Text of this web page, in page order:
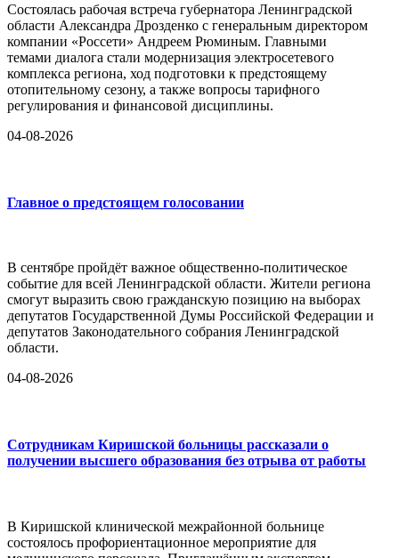
Состоялась рабочая встреча губернатора Ленинградской
области Александра Дрозденко с генеральным директором
компании «Россети» Андреем Рюминым. Главными
темами диалога стали модернизация электросетевого
комплекса региона, ход подготовки к предстоящему
отопительному сезону, а также вопросы тарифного
регулирования и финансовой дисциплины.
04-08-2026
Главное о предстоящем голосовании
В сентябре пройдёт важное общественно-политическое
событие для всей Ленинградской области. Жители региона
смогут выразить свою гражданскую позицию на выборах
депутатов Государственной Думы Российской Федерации и
депутатов Законодательного собрания Ленинградской
области.
04-08-2026
Сотрудникам Киришской больницы рассказали о
получении высшего образования без отрыва от работы
В Киришской клинической межрайонной больнице
состоялось профориентационное мероприятие для